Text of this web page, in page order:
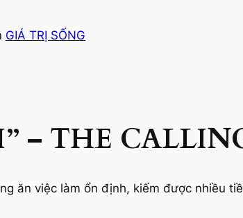
GIÁ TRỊ SỐNG
– THE
ăn việc làm ổn định, kiếm được nhiều